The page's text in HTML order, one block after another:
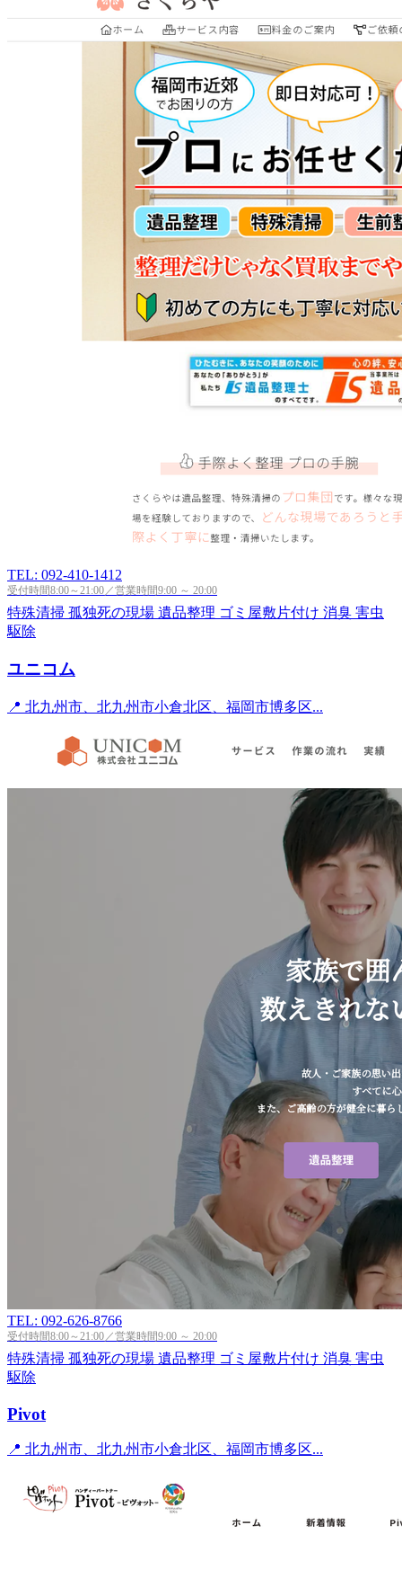
TEL: 092-410-1412
受付時間8:00～21:00／営業時間9:00 ～ 20:00
特殊清掃 孤独死の現場 遺品整理 ゴミ屋敷片付け 消臭 害虫
駆除
ユニコム
📍 北九州市、北九州市小倉北区、福岡市博多区...
TEL: 092-626-8766
受付時間8:00～21:00／営業時間9:00 ～ 20:00
特殊清掃 孤独死の現場 遺品整理 ゴミ屋敷片付け 消臭 害虫
駆除
Pivot
📍 北九州市、北九州市小倉北区、福岡市博多区...